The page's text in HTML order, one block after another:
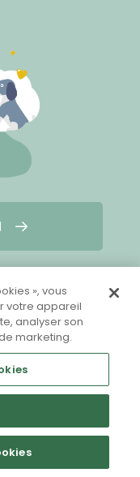
?
», vous
votre appareil
analyser son
marketing.